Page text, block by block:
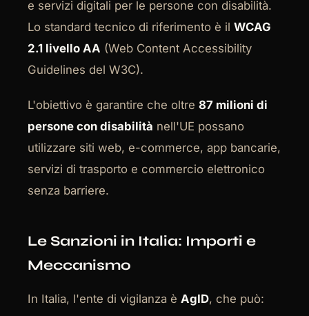
e servizi digitali per le persone con disabilità.
Lo standard tecnico di riferimento è il WCAG
2.1 livello AA (Web Content Accessibility
Guidelines del W3C).
L'obiettivo è garantire che oltre 87 milioni di
persone con disabilità nell'UE possano
utilizzare siti web, e-commerce, app bancarie,
servizi di trasporto e commercio elettronico
senza barriere.
Le Sanzioni in Italia: Importi e
Meccanismo
In Italia, l'ente di vigilanza è AgID, che può: